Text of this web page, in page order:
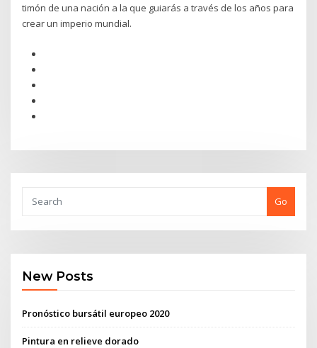
timón de una nación a la que guiarás a través de los años para
crear un imperio mundial.
Go
New Posts
Pronóstico bursátil europeo 2020
Pintura en relieve dorado